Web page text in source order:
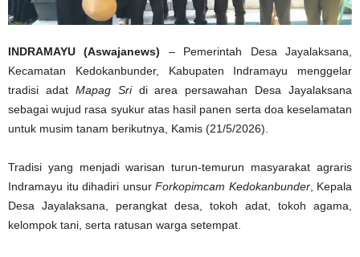
INDRAMAYU (Aswajanews) – Pemerintah Desa Jayalaksana,
Kecamatan Kedokanbunder, Kabupaten Indramayu menggelar
tradisi adat Mapag Sridi area persawahan Desa Jayalaksana
sebagai wujud rasa syukur atas hasil panen serta doa keselamatan
untuk musim tanam berikutnya, Kamis (21/5/2026).
Tradisi yang menjadi warisan turun-temurun masyarakat agraris
Indramayu itu dihadiri unsur Forkopimcam Kedokanbunder, Kepala
Desa Jayalaksana, perangkat desa, tokoh adat, tokoh agama,
kelompok tani, serta ratusan warga setempat.